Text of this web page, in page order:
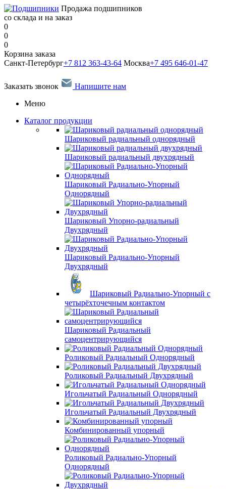
Продажа подшипников
со склада и на заказ
0
0
0
Корзина заказа
Санкт-Петербург+7 812 363-43-64 Москва+7 495 646-01-47
Заказать звонок
Напишите нам
Меню
Каталог продукции
Шариковый радиальный однорядный
Шариковый радиальный двухрядный
Шариковый Радиально-Упорный
Однорядный
Шариковый Упорно-радиальный
Двухрядный
Шариковый Радиально-Упорный
Двухрядный
Шариковый Радиально-Упорный с
четырёхточечным контактом
Шариковый Радиальный
самоцентрирующийся
Роликовый Радиальный Однорядный
Роликовый Радиальный Двухрядный
Игольчатый Радиальный Однорядный
Игольчатый Радиальный Двухрядный
Комбинированный упорный
Роликовый Радиально-Упорный
Однорядный